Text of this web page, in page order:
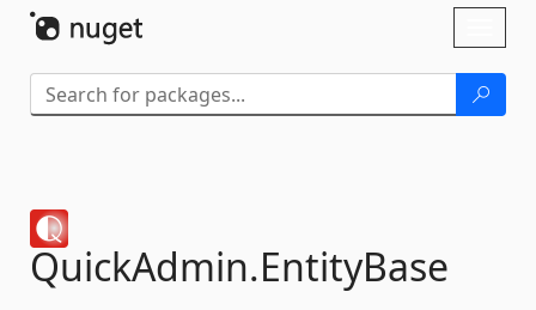
QuickAdmin.EntityBase